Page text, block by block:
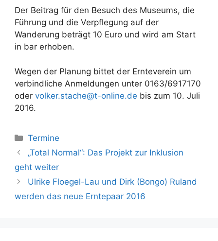
Der Beitrag für den Besuch des Museums, die
Führung und die Verpflegung auf der
Wanderung beträgt 10 Euro und wird am Start
in bar erhoben.
Wegen der Planung bittet der Ernteverein um
verbindliche Anmeldungen unter 0163/6917170
oder volker.stache@t-online.de bis zum 10. Juli
2016.
Kategorien
Termine
„Total Normal“: Das Projekt zur Inklusion
geht weiter
Ulrike Floegel-Lau und Dirk (Bongo) Ruland
werden das neue Erntepaar 2016